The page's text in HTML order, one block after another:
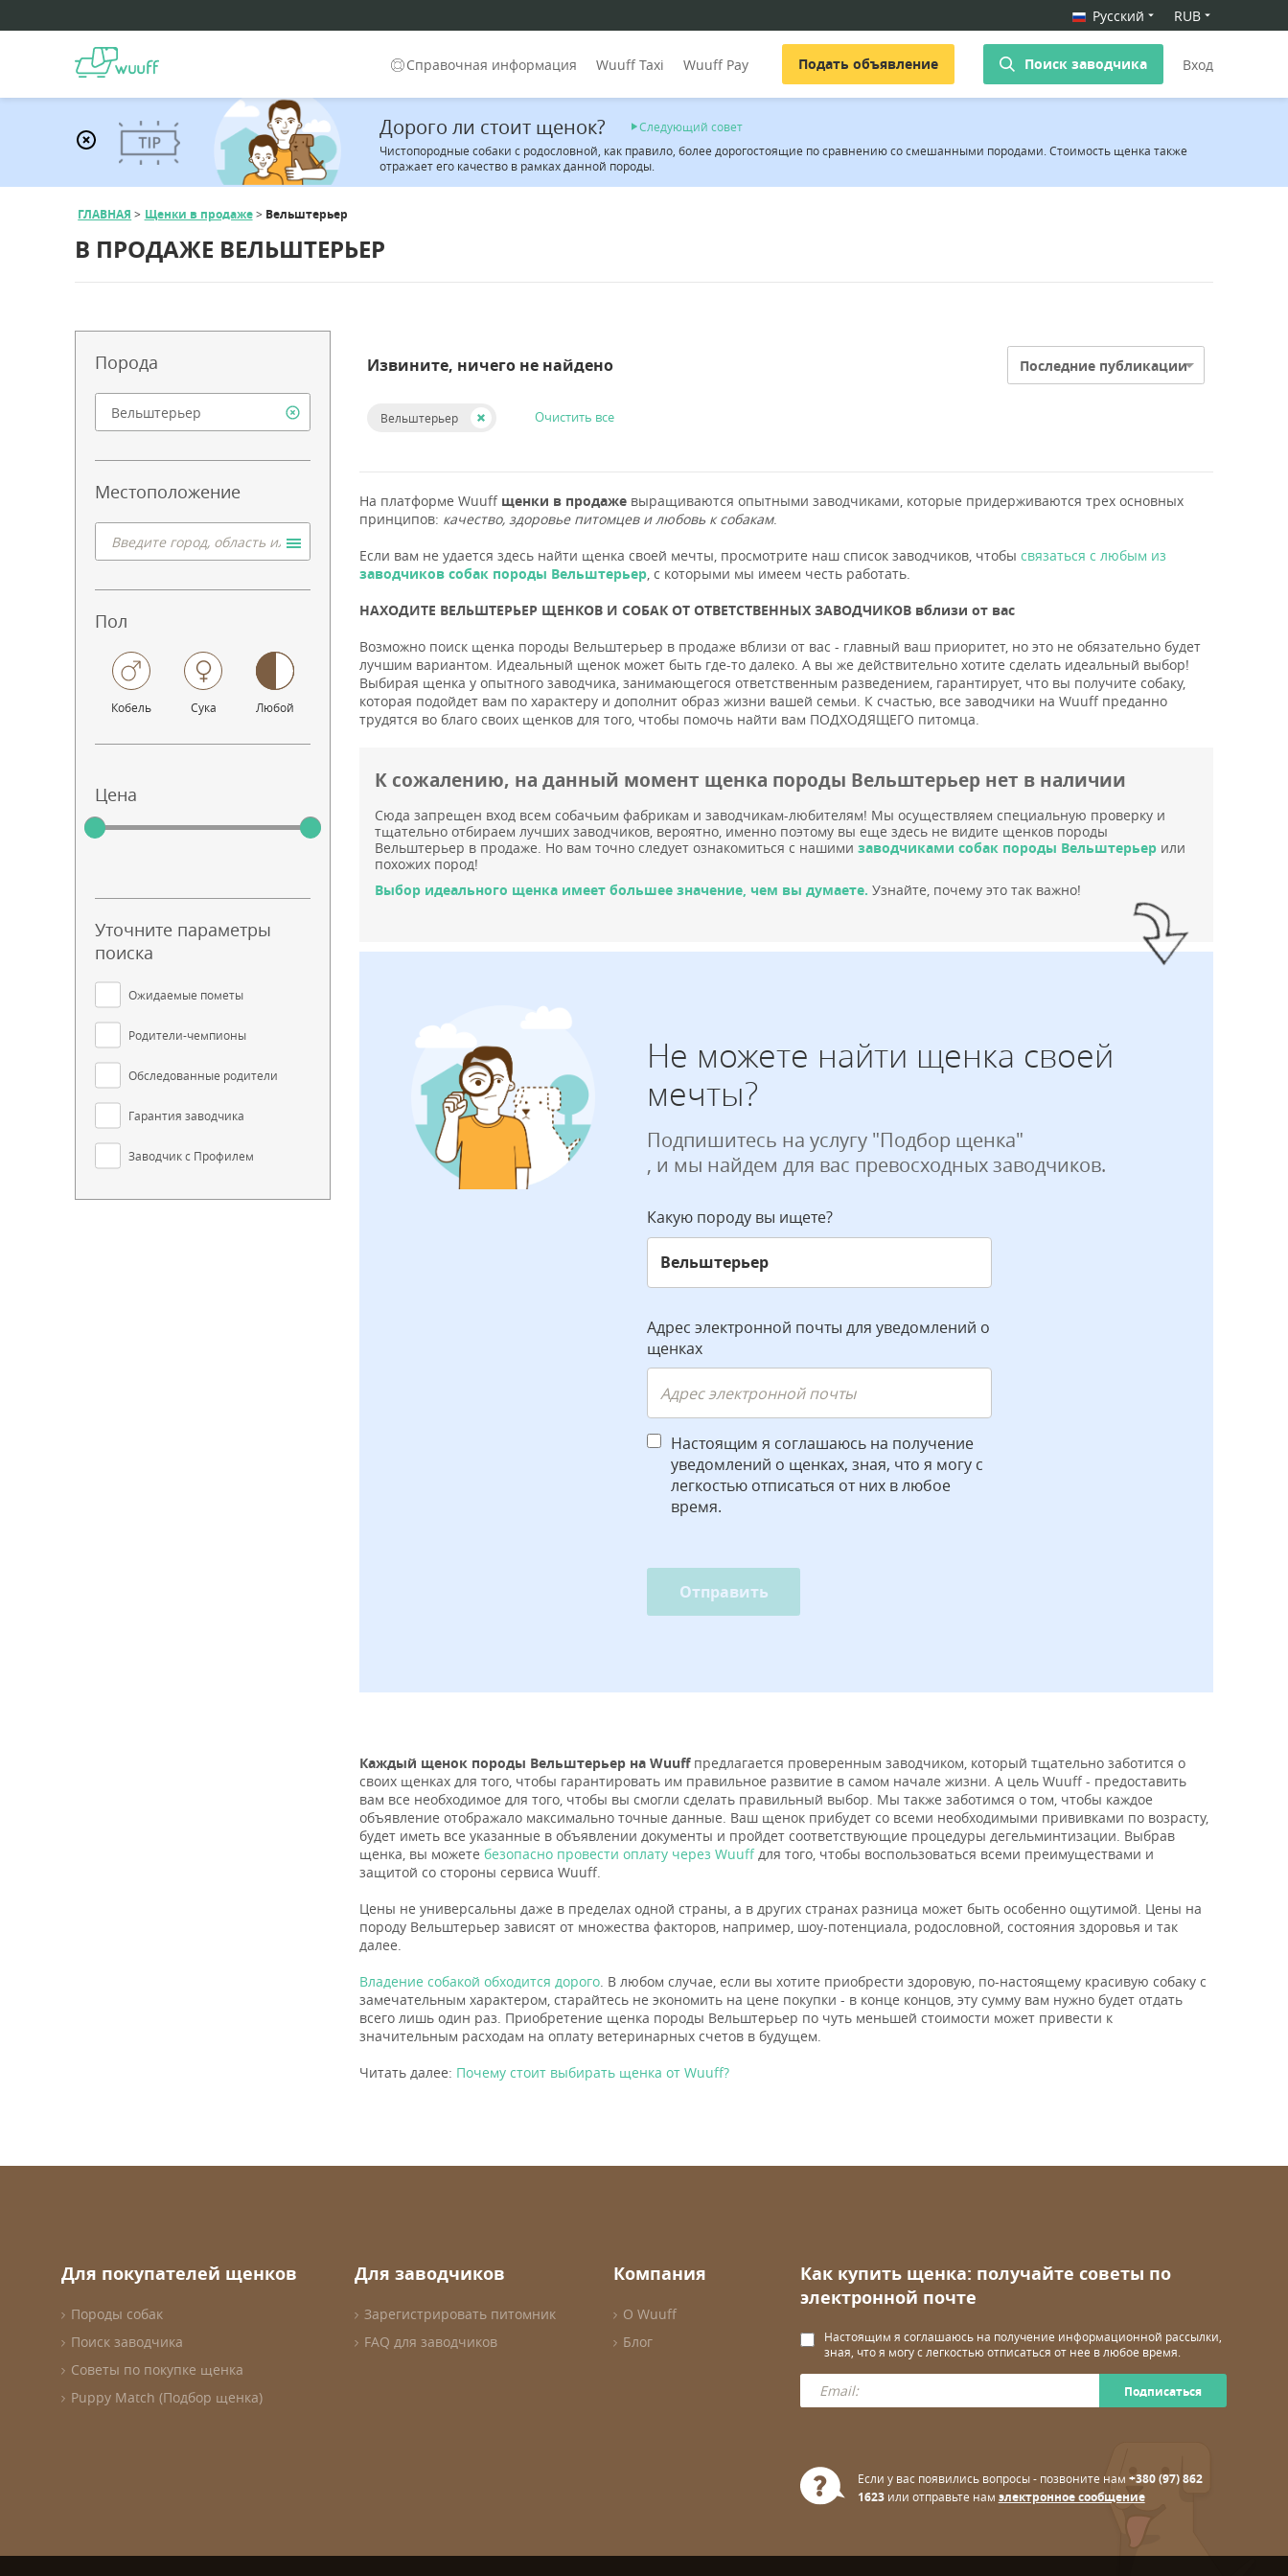
Русский RUB
Справочная информация Wuuff Taxi Wuuff Pay Подать объявление Поиск заводчика Вход
Дорого ли стоит щенок?
Следующий совет
Чистопородные собаки с родословной, как правило, более дорогостоящие по сравнению со смешанными породами. Стоимость щенка также
отражает его качество в рамках данной породы.
ГЛАВНАЯ Щенки в продаже Вельштерьер
В ПРОДАЖЕ ВЕЛЬШТЕРЬЕР
Порода
Местоположение
Пол
Кобель Сука Любой
Цена
Уточните параметры
поиска
Ожидаемые пометы
Родители-чемпионы
Обследованные родители
Гарантия заводчика
Заводчик с Профилем
Извините, ничего не найдено Последние публикации
Вельштерьер Очистить все
На платформе Wuuff щенки в продаже выращиваются опытными заводчиками, которые придерживаются трех основных
принципов: качество, здоровье питомцев и любовь к собакам.
Если вам не удается здесь найти щенка своей мечты, просмотрите наш список заводчиков, чтобы связаться с любым из
заводчиков собак породы Вельштерьер, с которыми мы имеем честь работать.
НАХОДИТЕ ВЕЛЬШТЕРЬЕР ЩЕНКОВ И СОБАК ОТ ОТВЕТСТВЕННЫХ ЗАВОДЧИКОВ вблизи от вас
Возможно поиск щенка породы Вельштерьер в продаже вблизи от вас - главный ваш приоритет, но это не обязательно будет
лучшим вариантом. Идеальный щенок может быть где-то далеко. А вы же действительно хотите сделать идеальный выбор!
Выбирая щенка у опытного заводчика, занимающегося ответственным разведением, гарантирует, что вы получите собаку,
которая подойдет вам по характеру и дополнит образ жизни вашей семьи. К счастью, все заводчики на Wuuff преданно
трудятся во благо своих щенков для того, чтобы помочь найти вам ПОДХОДЯЩЕГО питомца.
К сожалению, на данный момент щенка породы Вельштерьер нет в наличии
Сюда запрещен вход всем собачьим фабрикам и заводчикам-любителям! Мы осуществляем специальную проверку и
тщательно отбираем лучших заводчиков, вероятно, именно поэтому вы еще здесь не видите щенков породы
Вельштерьер в продаже. Но вам точно следует ознакомиться с нашими заводчиками собак породы Вельштерьер или
похожих пород!
Выбор идеального щенка имеет большее значение, чем вы думаете. Узнайте, почему это так важно!
Не можете найти щенка своей
мечты?
Подпишитесь на услугу "Подбор щенка"
, и мы найдем для вас превосходных заводчиков.
Какую породу вы ищете?
Адрес электронной почты для уведомлений о
щенках
Настоящим я соглашаюсь на получение
уведомлений о щенках, зная, что я могу с
легкостью отписаться от них в любое
время.
Отправить
Каждый щенок породы Вельштерьер на Wuuffпредлагается проверенным заводчиком, который тщательно заботится о
своих щенках для того, чтобы гарантировать им правильное развитие в самом начале жизни. А цель Wuuff - предоставить
вам все необходимое для того, чтобы вы смогли сделать правильный выбор. Мы также заботимся о том, чтобы каждое
объявление отображало максимально точные данные. Ваш щенок прибудет со всеми необходимыми прививками по возрасту,
будет иметь все указанные в объявлении документы и пройдет соответствующие процедуры дегельминтизации. Выбрав
щенка, вы можете безопасно провести оплату через Wuuffдля того, чтобы воспользоваться всеми преимуществами и
защитой со стороны сервиса Wuuff.
Цены не универсальны даже в пределах одной страны, а в других странах разница может быть особенно ощутимой. Цены на
породу Вельштерьер зависят от множества факторов, например, шоу-потенциала, родословной, состояния здоровья и так
далее.
Владение собакой обходится дорого. В любом случае, если вы хотите приобрести здоровую, по-настоящему красивую собаку с
замечательным характером, старайтесь не экономить на цене покупки - в конце концов, эту сумму вам нужно будет отдать
всего лишь один раз. Приобретение щенка породы Вельштерьер по чуть меньшей стоимости может привести к
значительным расходам на оплату ветеринарных счетов в будущем.
Читать далее: Почему стоит выбирать щенка от Wuuff?
Для покупателей щенков
Породы собак
Поиск заводчика
Советы по покупке щенка
Puppy Match (Подбор щенка)
Для заводчиков
Зарегистрировать питомник
FAQ для заводчиков
Компания
О Wuuff
Блог
Как купить щенка: получайте советы по
электронной почте
Настоящим я соглашаюсь на получение информационной рассылки,
зная, что я могу с легкостью отписаться от нее в любое время.
Подписаться
Если у вас появились вопросы - позвоните нам +380 (97) 862
1623или отправьте нам электронное сообщение